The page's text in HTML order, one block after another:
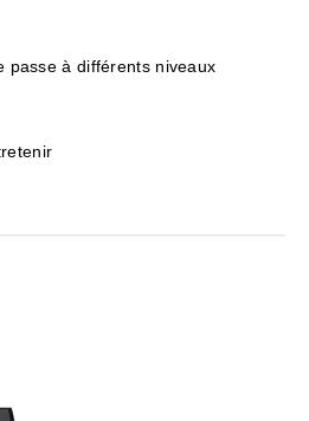
passe à différents niveaux